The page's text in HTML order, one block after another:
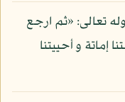
تعالى: «ثم ارجع
و المعنى أمتنا إماتة و أحييتنا